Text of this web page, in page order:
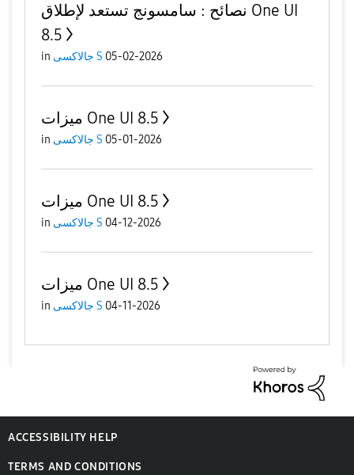
نصائح : سامسونج تستعد لإطلاق One UI
8.5
in جالاكسى S 05-02-2026
ميزات One UI 8.5
in جالاكسى S 05-01-2026
ميزات One UI 8.5
in جالاكسى S 04-12-2026
ميزات One UI 8.5
in جالاكسى S 04-11-2026
ACCESSIBILITY HELP
TERMS AND CONDITIONS